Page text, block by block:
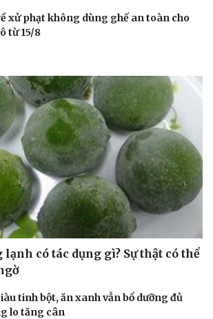
xử phạt không dùng ghế an toàn cho
từ 15/8
có tác dụng gì? Sự thật có thể
tinh bột, ăn xanh vẫn bổ dưỡng đủ
lo tăng cân